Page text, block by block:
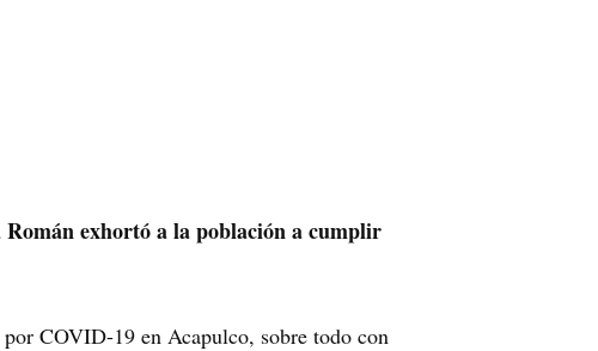
exhortó a la población a cumplir
COVID-19 en Acapulco, sobre todo con